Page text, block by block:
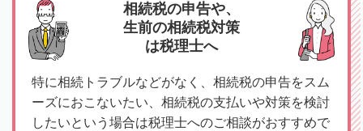
相続税の申告や、
生前の相続税対策
は税理士へ
特に相続トラブルなどがなく、相続税の申告をスム
ーズにおこないたい、相続税の支払いや対策を検討
したいという場合は税理士へのご相談がおすすめで